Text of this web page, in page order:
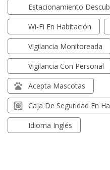
Estacionamiento
Wi-Fi En Habitación
Vigilancia Monitoreada
Vigilancia Con Personal
Acepta Mascotas
Caja De Seguridad En
Idioma Inglés